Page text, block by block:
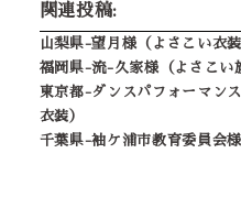
関連投稿:
山梨県-望月様（よさこい衣装
福岡県-流-久家様（よさこい
東京都-ダンスパフォーマン
衣装）
千葉県-袖ケ浦市教育委員会様